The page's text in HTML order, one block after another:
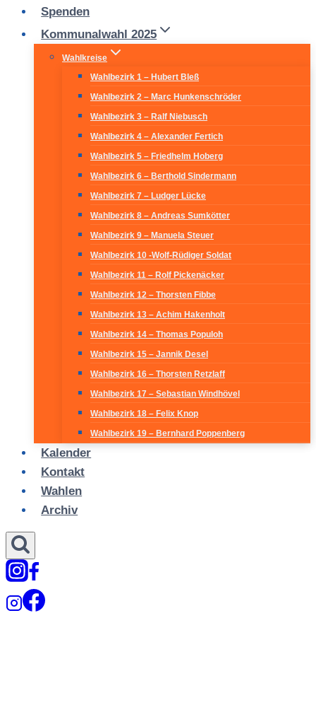
Spenden
Kommunalwahl 2025
Wahlkreise
Wahlbezirk 1 – Hubert Bleß
Wahlbezirk 2 – Marc Hunkenschröder
Wahlbezirk 3 – Ralf Niebusch
Wahlbezirk 4 – Alexander Fertich
Wahlbezirk 5 – Friedhelm Hoberg
Wahlbezirk 6 – Berthold Sindermann
Wahlbezirk 7 – Ludger Lücke
Wahlbezirk 8 – Andreas Sumkötter
Wahlbezirk 9 – Manuela Steuer
Wahlbezirk 10 -Wolf-Rüdiger Soldat
Wahlbezirk 11 – Rolf Pickenäcker
Wahlbezirk 12 – Thorsten Fibbe
Wahlbezirk 13 – Achim Hakenholt
Wahlbezirk 14 – Thomas Populoh
Wahlbezirk 15 – Jannik Desel
Wahlbezirk 16 – Thorsten Retzlaff
Wahlbezirk 17 – Sebastian Windhövel
Wahlbezirk 18 – Felix Knop
Wahlbezirk 19 – Bernhard Poppenberg
Kalender
Kontakt
Wahlen
Archiv